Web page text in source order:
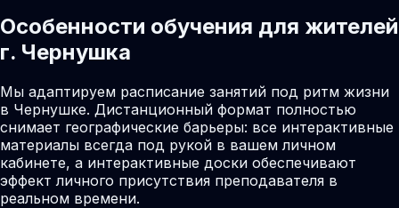
Особенности обучения для жителей
г. Чернушка
Мы адаптируем расписание занятий под ритм жизни
в Чернушке. Дистанционный формат полностью
снимает географические барьеры: все интерактивные
материалы всегда под рукой в вашем личном
кабинете, а интерактивные доски обеспечивают
эффект личного присутствия преподавателя в
реальном времени.